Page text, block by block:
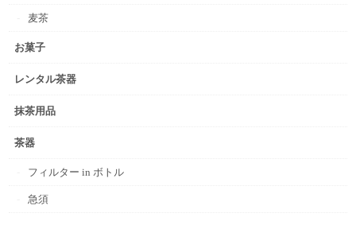
麦茶
お菓子
レンタル茶器
抹茶用品
茶器
フィルター in ボトル
急須